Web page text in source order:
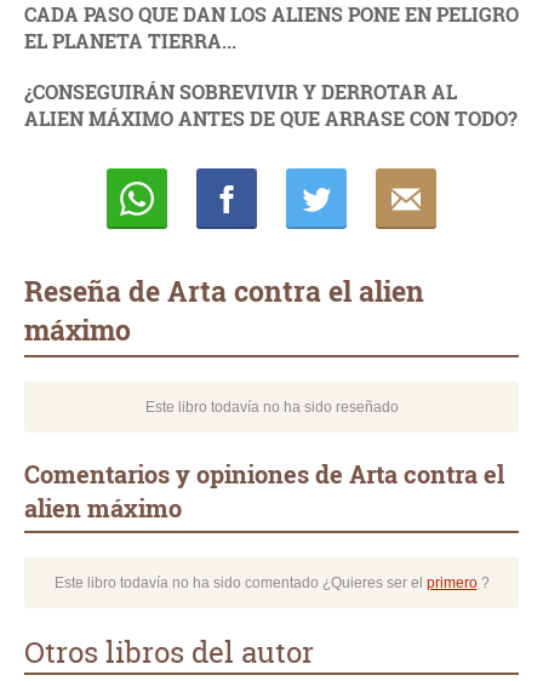
CADA PASO QUE DAN LOS ALIENS PONE EN PELIGRO
EL PLANETA TIERRA...
¿CONSEGUIRÁN SOBREVIVIR Y DERROTAR AL
ALIEN MÁXIMO ANTES DE QUE ARRASE CON TODO?
Reseña de Arta contra el alien
máximo
Este libro todavía no ha sido reseñado
Comentarios y opiniones de Arta contra el
alien máximo
Este libro todavía no ha sido comentado ¿Quieres ser el primero?
Otros libros del autor